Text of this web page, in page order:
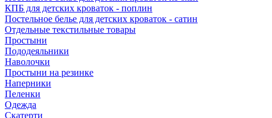
КПБ для детских кроваток - поплин
Постельное белье для детских кроваток - сатин
Отдельные текстильные товары
Простыни
Пододеяльники
Наволочки
Простыни на резинке
Наперники
Пеленки
Одежда
Скатерти